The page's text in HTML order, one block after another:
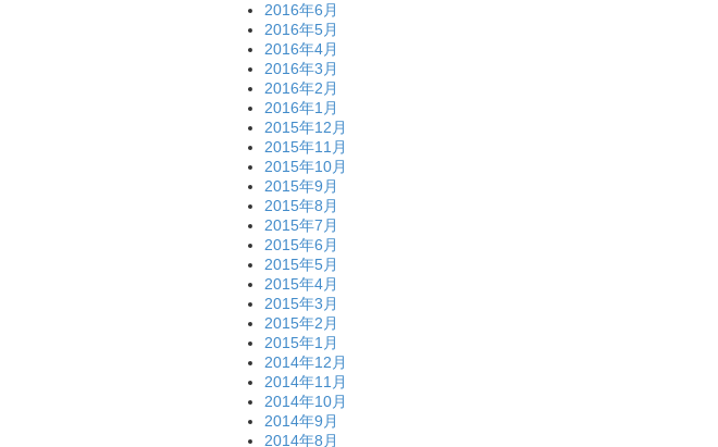
2016年6月
2016年5月
2016年4月
2016年3月
2016年2月
2016年1月
2015年12月
2015年11月
2015年10月
2015年9月
2015年8月
2015年7月
2015年6月
2015年5月
2015年4月
2015年3月
2015年2月
2015年1月
2014年12月
2014年11月
2014年10月
2014年9月
2014年8月